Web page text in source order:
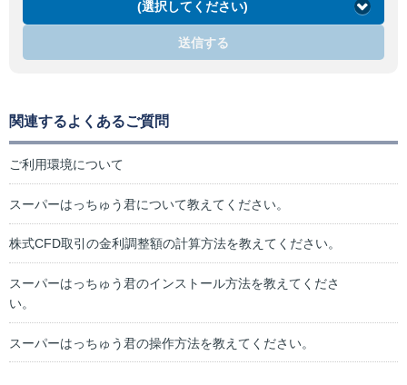
(選択してください)
送信する
関連するよくあるご質問
ご利用環境について
スーパーはっちゅう君について教えてください。
株式CFD取引の金利調整額の計算方法を教えてください。
スーパーはっちゅう君のインストール方法を教えてくださ
い。
スーパーはっちゅう君の操作方法を教えてください。